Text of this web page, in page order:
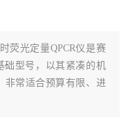
荧光定量QPCR仪是赛
础型号，以其紧凑的机
非常适合预算有限、进